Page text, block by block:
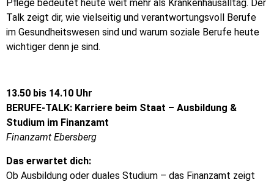
Pflege bedeutet heute weit mehr als Krankenhausalltag. Der
Talk zeigt dir, wie vielseitig und verantwortungsvoll Berufe
im Gesundheitswesen sind und warum soziale Berufe heute
wichtiger denn je sind.
13.50 bis 14.10 Uhr
BERUFE-TALK: Karriere beim Staat – Ausbildung &
Studium im Finanzamt
Finanzamt Ebersberg
Das erwartet dich:
Ob Ausbildung oder duales Studium – das Finanzamt zeigt